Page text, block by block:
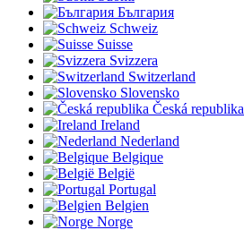
България
Schweiz
Suisse
Svizzera
Switzerland
Slovensko
Česká republika
Ireland
Nederland
Belgique
België
Portugal
Belgien
Norge